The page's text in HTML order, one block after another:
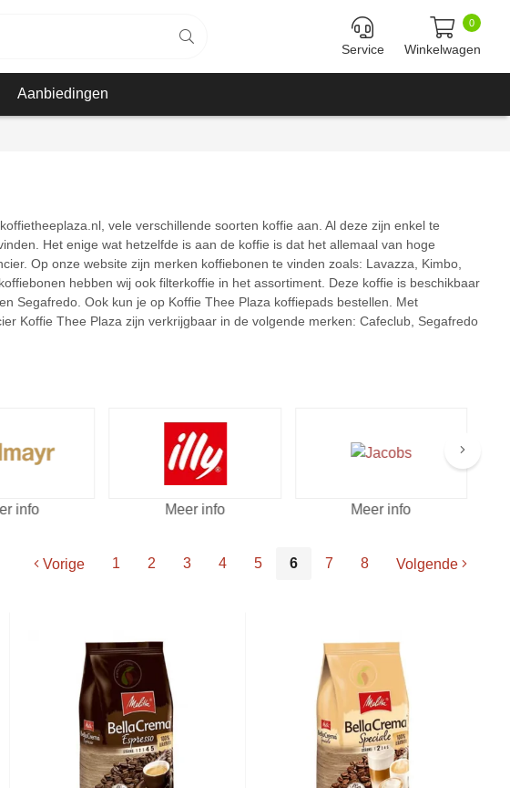
Winkelwagen
0
Service
Aanbiedingen
vele verschillende soorten koffie aan. Al deze zijn enkel te
Het enige wat hetzelfde is aan de koffie is dat het allemaal van hoge
Op onze website zijn merken koffiebonen te vinden zoals: Lavazza, Kimbo,
hebben wij ook filterkoffie in het assortiment. Deze koffie is beschikbaar
Segafredo. Ook kun je op Koffie Thee Plaza koffiepads bestellen. Met
Koffie Thee Plaza zijn verkrijgbaar in de volgende merken: Cafeclub, Segafredo
info Meer info Meer info
Vorige 1 2 3 4 5 6 7 8 Volgende